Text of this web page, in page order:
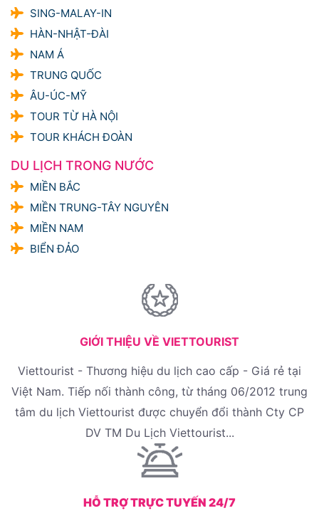
SING-MALAY-IN
HÀN-NHẬT-ĐÀI
NAM Á
TRUNG QUỐC
ÂU-ÚC-MỸ
TOUR TỪ HÀ NỘI
TOUR KHÁCH ĐOÀN
DU LỊCH TRONG NƯỚC
MIỀN BẮC
MIỀN TRUNG-TÂY NGUYÊN
MIỀN NAM
BIỂN ĐẢO
GIỚI THIỆU VỀ VIETTOURIST
Viettourist - Thương hiệu du lịch cao cấp - Giá rẻ tại
Việt Nam. Tiếp nối thành công, từ tháng 06/2012 trung
tâm du lịch Viettourist được chuyển đổi thành Cty CP
DV TM Du Lịch Viettourist...
HỖ TRỢ TRỰC TUYẾN 24/7